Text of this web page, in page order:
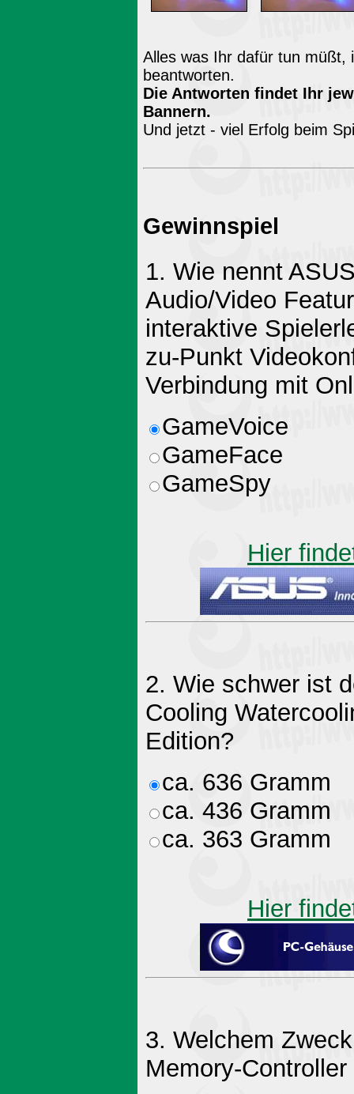
Alles was Ihr dafür tun müßt,
beantworten.
Die Antworten findet Ihr
Bannern.
Und jetzt - viel Erfolg beim
Gewinnspiel
1. Wie nennt
Audio/Video
interaktive
zu-Punkt
Verbindung mit
GameVoice
GameFace
GameSpy
Hier
2. Wie schwer ist
Cooling
Edition?
ca. 636 Gramm
ca. 436 Gramm
ca. 363 Gramm
Hier
3. Welchem
Memory-